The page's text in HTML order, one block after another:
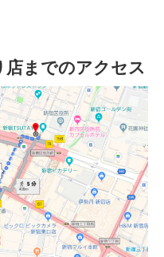
店までのアクセス